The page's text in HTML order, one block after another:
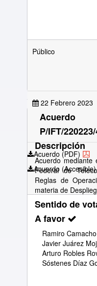
Público
22 Febrero 2023
Acuerdo (PDF)
Acuerdo (Accesible)
Acuerdo
P/IFT/
Descripción
Acuerdo mediante
Federal de
Reglas de
materia de
Sentido de
A favor
Ramiro
Javier Juárez
Arturo Robles
Sóstenes Díaz